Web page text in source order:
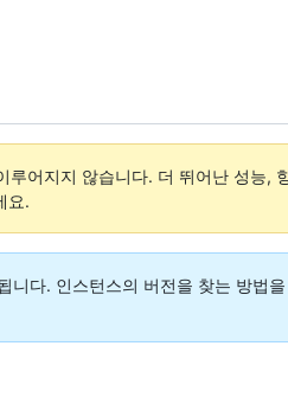
어지지 않습니다. 더 뛰어난 성능,
요.
다. 인스턴스의 버전을 찾는 방법